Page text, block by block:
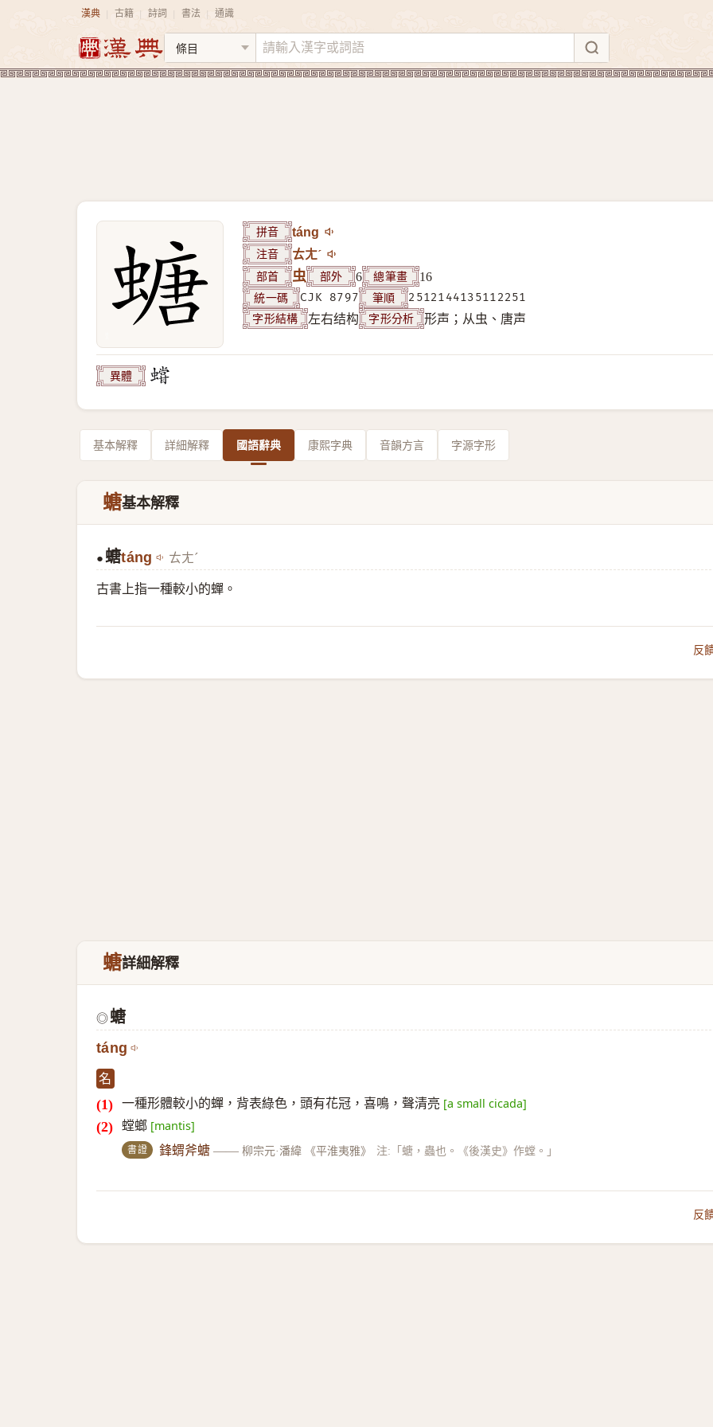
漢典 古籍 詩詞 書法 通識
拼音 táng
注音 ㄊㄤˊ
部首 虫 部外 6 總筆畫 16
統一碼 CJK 8797 筆順 2512144135112251
字形結構 左右结构 字形分析 形声；从虫、唐声
異體
基本解釋 詳細解釋 國語辭典 康熙字典 音韻方言 字源字形
螗基本解釋
● 螗táng ㄊㄤˊ
古書上指一種較小的蟬。
反
螗詳細解釋
◎螗
táng
名
一種形體較小的蟬，背表綠色，頭有花冠，喜鳴，聲清亮 [a small cicada]
螳螂 [mantis]
書證 鋒蝟斧螗 —— 柳宗元·潘緯 《平淮夷雅》 注:「螗，蟲也。《後漢史》作螳。」
反